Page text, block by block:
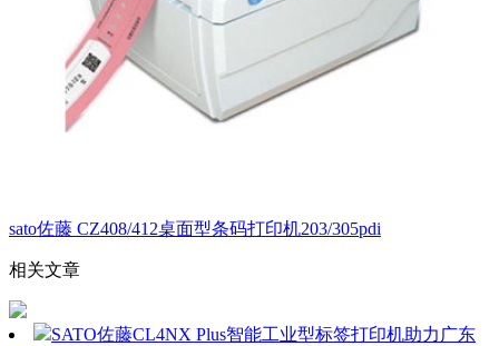
sato佐藤 CZ408/412桌面型条码打印机203/305pdi
相关文章
SATO佐藤CL4NX Plus智能工业型标签打印机助力广东